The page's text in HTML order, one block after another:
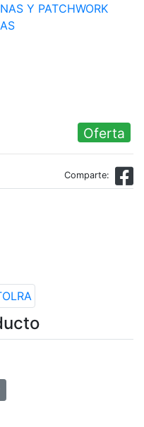
Y PATCHWORK
Oferta
Comparte: